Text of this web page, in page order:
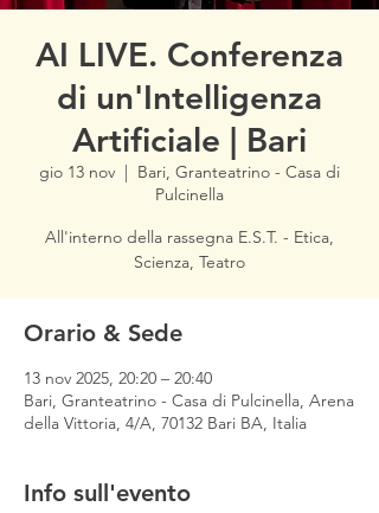
AI LIVE. Conferenza
di un'Intelligenza
Artificiale | Bari
gio 13 nov
  |
Bari, Granteatrino - Casa di
Pulcinella
All'interno della rassegna E.S.T. - Etica,
Scienza, Teatro
Orario & Sede
13 nov 2025, 20:20 – 20:40
Bari, Granteatrino - Casa di Pulcinella, Arena
della Vittoria, 4/A, 70132 Bari BA, Italia
Info sull'evento